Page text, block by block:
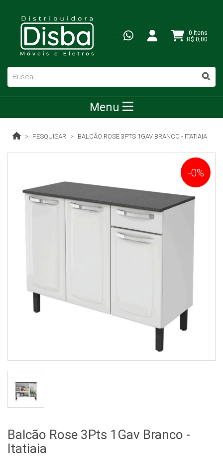
0 Itens
R$ 0,00
Menu
PESQUISAR BALCÃO ROSE 3PTS 1GAV BRANCO - ITATIAIA
-0%
Balcão Rose 3Pts 1Gav Branco -
Itatiaia